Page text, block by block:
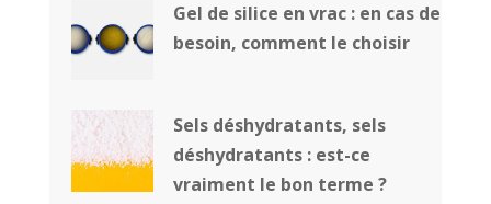
Gel de silice en vrac : en cas de
besoin, comment le choisir
Sels déshydratants, sels
déshydratants : est-ce
vraiment le bon terme ?